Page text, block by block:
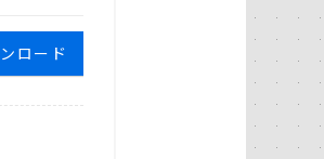
ロード